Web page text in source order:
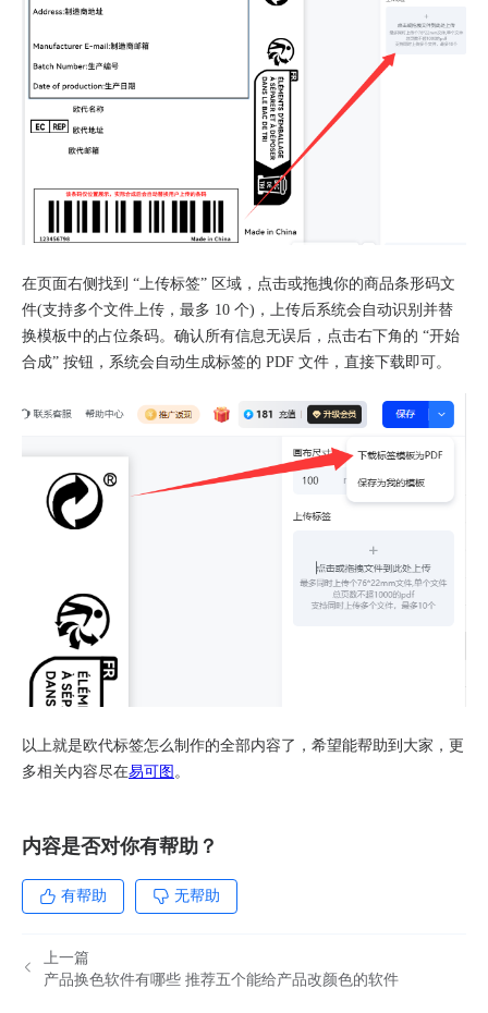
在页面右侧找到 “上传标签” 区域，点击或拖拽你的商品条形码文
件(支持多个文件上传，最多 10 个)，上传后系统会自动识别并替
换模板中的占位条码。确认所有信息无误后，点击右下角的 “开始
合成” 按钮，系统会自动生成标签的 PDF 文件，直接下载即可。
以上就是欧代标签怎么制作的全部内容了，希望能帮助到大家，更
多相关内容尽在易可图 。
内容是否对你有帮助？
有帮助 无帮助
上一篇
产品换色软件有哪些 推荐五个能给产品改颜色的软件